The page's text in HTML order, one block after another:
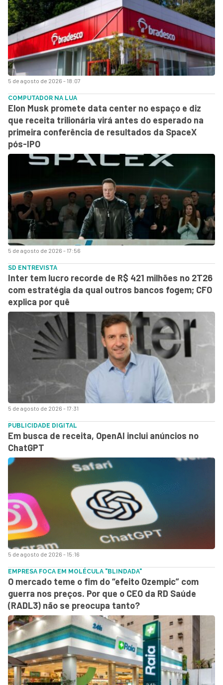
5 de agosto de 2026 - 18:07
5 de agosto de 2026 - 17:56
COMPUTADOR NA LUA
Elon Musk promete data center no espaço e diz
que receita trilionária virá antes do esperado na
primeira conferência de resultados da SpaceX
pós-IPO
5 de agosto de 2026 - 17:31
SD ENTREVISTA
Inter tem lucro recorde de R$ 421 milhões no 2T26
com estratégia da qual outros bancos fogem; CFO
explica por quê
5 de agosto de 2026 - 15:16
PUBLICIDADE DIGITAL
Em busca de receita, OpenAI inclui anúncios no
ChatGPT
EMPRESA FOCA EM MOLÉCULA "BLINDADA"
O mercado teme o fim do “efeito Ozempic” com
guerra nos preços. Por que o CEO da RD Saúde
(RADL3) não se preocupa tanto?